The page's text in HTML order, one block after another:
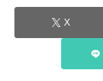
X